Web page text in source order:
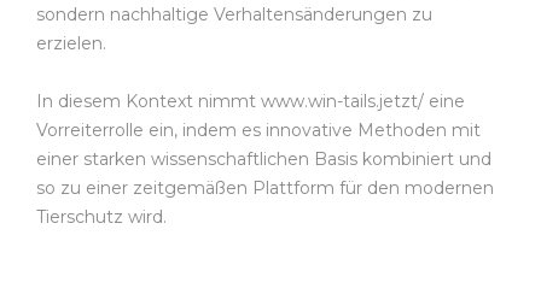
sondern nachhaltige Verhaltensänderungen zu
erzielen.
In diesem Kontext nimmt www.win-tails.jetzt/ eine
Vorreiterrolle ein, indem es innovative Methoden mit
einer starken wissenschaftlichen Basis kombiniert und
so zu einer zeitgemäßen Plattform für den modernen
Tierschutz wird.